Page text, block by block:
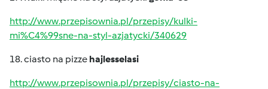
http://www.przepisownia.pl/przepisy/kulki-
mi%C4%99sne-na-styl-azjatycki/340629
18. ciasto na pizze hajlesselasi
http://www.przepisownia.pl/przepisy/ciasto-na-